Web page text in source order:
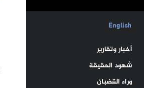
English
أخبار وتقارير
شهود الحقيقة
وراء القضبان